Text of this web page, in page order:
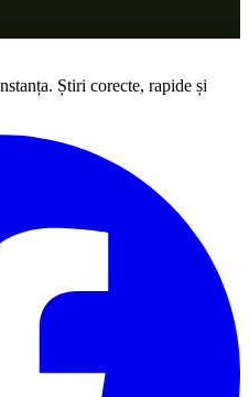
Știri corecte, rapide și